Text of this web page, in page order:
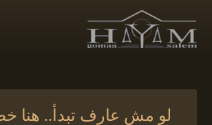
لو مش عارف تبدأ.. هنا